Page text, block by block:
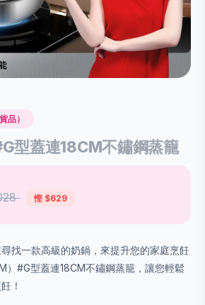
品）
型蓋連18CM不鏽鋼蒸籠
慳 $629
找一款高級的奶鍋，來提升您的家庭烹飪
）#G型蓋連18CM不鏽鋼蒸籠，讓您輕鬆
！